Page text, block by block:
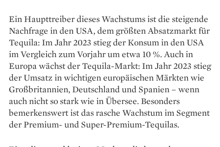
Ein Haupttreiber dieses Wachstums ist die steigende
Nachfrage in den USA, dem größten Absatzmarkt für
Tequila: Im Jahr 2023 stieg der Konsum in den USA
im Vergleich zum Vorjahr um etwa 10 %. Auch in
Europa wächst der Tequila-Markt: Im Jahr 2023 stieg
der Umsatz in wichtigen europäischen Märkten wie
Großbritannien, Deutschland und Spanien – wenn
auch nicht so stark wie in Übersee. Besonders
bemerkenswert ist das rasche Wachstum im Segment
der Premium- und Super-Premium-Tequilas.